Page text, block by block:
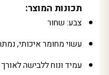
תכונות המוצר:
צבע: שחור
עשוי מחומר איכותי,
עמיד ונוח ללבישה